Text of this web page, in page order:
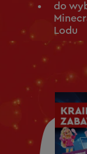
do
Lodu